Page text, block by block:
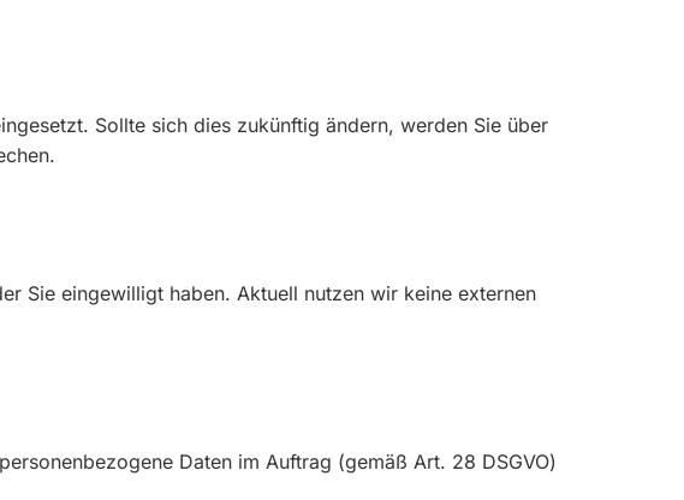
Sollte sich dies zukünftig ändern, werden Sie über
Sie eingewilligt haben. Aktuell nutzen wir keine externen
Daten im Auftrag (gemäß Art. 28 DSGVO)